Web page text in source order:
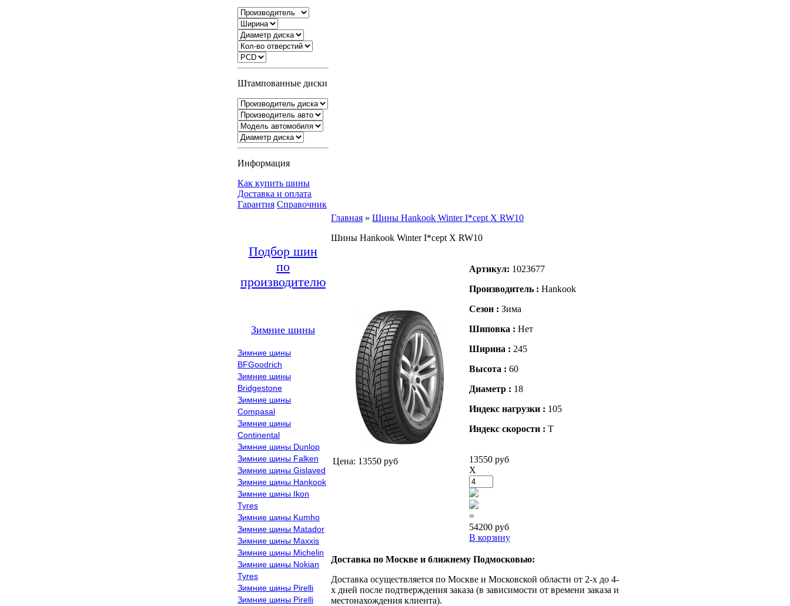
Штампованные диски
Информация
Как купить шины
Доставка и оплата
Гарантия Справочник
Подбор шин
по
производителю
Зимние шины
Зимние шины
BFGoodrich
Зимние шины
Bridgestone
Зимние шины
Compasal
Зимние шины
Continental
Зимние шины Dunlop
Зимние шины Falken
Зимние шины Gislaved
Зимние шины Hankook
Зимние шины Ikon
Tyres
Зимние шины Kumho
Зимние шины Matador
Зимние шины Maxxis
Зимние шины Michelin
Зимние шины Nokian
Tyres
Зимние шины Pirelli
Зимние шины Pirelli
Главная » Шины Hankook Winter I*cept X RW10
Шины Hankook Winter I*cept X RW10
Цена: 13550 руб
Артикул: 1023677
Производитель : Hankook
Сезон : Зима
Шиповка : Нет
Ширина : 245
Высота : 60
Диаметр : 18
Индекс нагрузки : 105
Индекс скорости : T
13550 руб
X
=
54200 руб
В корзину
Доставка по Москве и ближнему Подмосковью:
Доставка осуществляется по Москве и Московской области от 2-х до 4-
х дней после подтверждения заказа (в зависимости от времени заказа и
местонахождения клиента).